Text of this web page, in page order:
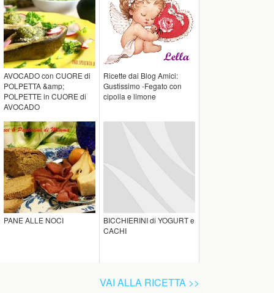
AVOCADO con CUORE di
POLPETTA &amp;
POLPETTE in CUORE di
AVOCADO
Ricette dai Blog Amici:
Gustissimo -Fegato con
cipolla e limone
PANE ALLE NOCI
BICCHIERINI di YOGURT e
CACHI
VAI ALLA RICETTA >>